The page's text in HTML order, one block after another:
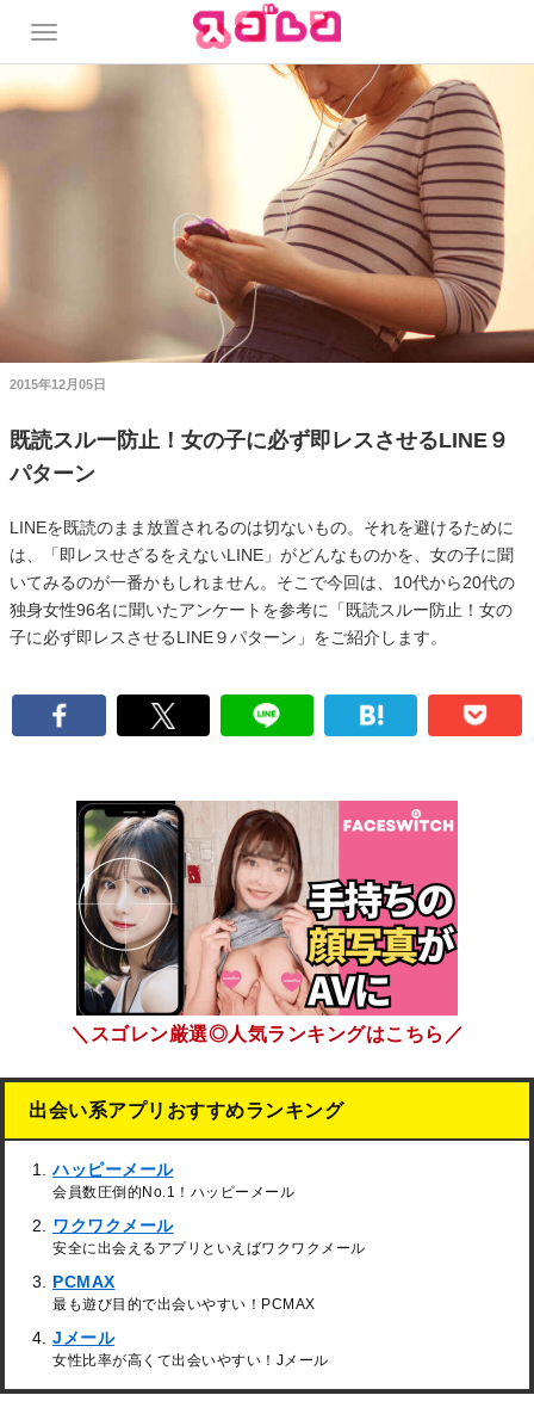
2015年12月05日
既読スルー防止！女の子に必ず即レスさせるLINE９
パターン
LINEを既読のまま放置されるのは切ないもの。それを避けるために
は、「即レスせざるをえないLINE」がどんなものかを、女の子に聞
いてみるのが一番かもしれません。そこで今回は、10代から20代の
独身女性96名に聞いたアンケートを参考に「既読スルー防止！女の
子に必ず即レスさせるLINE９パターン」をご紹介します。
＼スゴレン厳選◎人気ランキングはこちら／
出会い系アプリおすすめランキング
ハッピーメール
会員数圧倒的No.1！ハッピーメール
ワクワクメール
安全に出会えるアプリといえばワクワクメール
PCMAX
最も遊び目的で出会いやすい！PCMAX
Jメール
女性比率が高くて出会いやすい！Jメール